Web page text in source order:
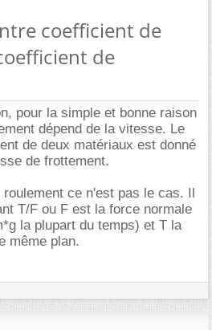
coefficient de
de
pour la simple et bonne raison
dépend de la vitesse. Le
de deux matériaux est donné
de frottement.
ce n'est pas le cas. Il
T/F ou F est la force normale
la plupart du temps) et T la
même plan.